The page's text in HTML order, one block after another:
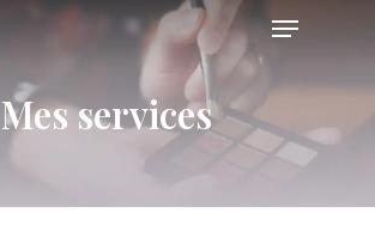
Menu
Mes services